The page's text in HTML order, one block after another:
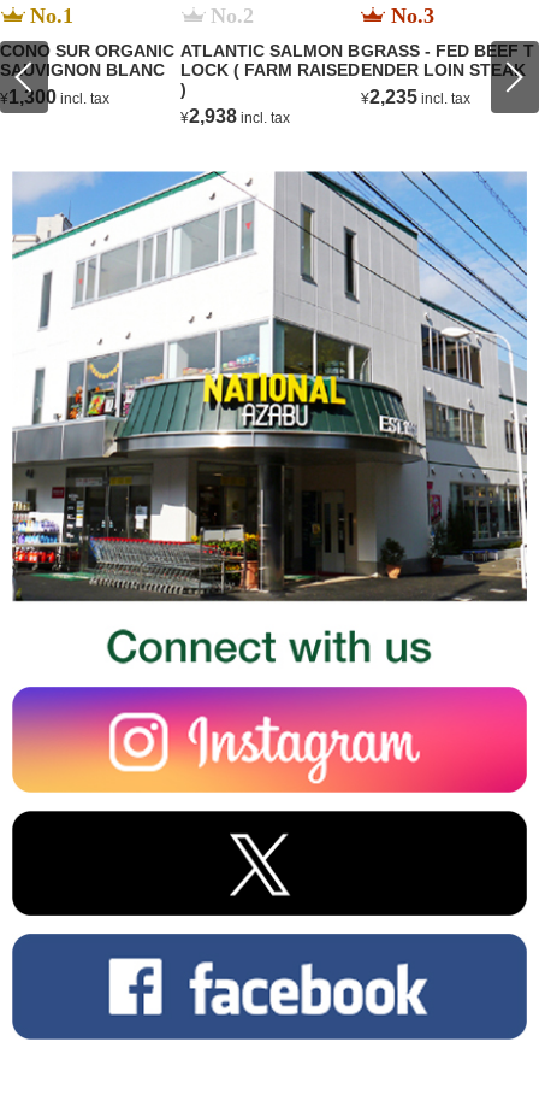
No.1
CONO SUR ORGANIC
SAUVIGNON BLANC
¥1,300 incl. tax
No.2
ATLANTIC SALMON B
LOCK ( FARM RAISED
)
¥2,938 incl. tax
No.3
GRASS - FED BEEF T
ENDER LOIN STEAK
¥2,235 incl. tax